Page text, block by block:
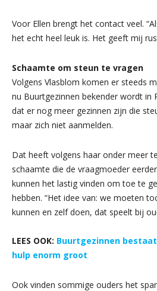
Voor Ellen brengt het contact veel.
het echt heel leuk is. Het geeft mij
Schaamte om steun te vragen
Volgens Vlasblom komen er steeds
nu Buurtgezinnen bekender wordt in
dat er nog meer gezinnen zijn die
maar zich niet aanmelden.
Dat heeft volgens haar onder meer
schaamte die de vraagmoeder
kunnen het lastig vinden om toe te
hebben. “Het idee van: we moeten
kunnen en zelf doen, dat speelt bij
LEES OOK: Buurtgezinnen
hulp enorm groot
Ook vinden sommige ouders het